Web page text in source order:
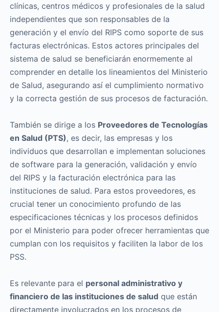
clínicas, centros médicos y profesionales de la salud
independientes que son responsables de la
generación y el envío del RIPS como soporte de sus
facturas electrónicas. Estos actores principales del
sistema de salud se beneficiarán enormemente al
comprender en detalle los lineamientos del Ministerio
de Salud, asegurando así el cumplimiento normativo
y la correcta gestión de sus procesos de facturación.
También se dirige a los Proveedores de Tecnologías
en Salud (PTS), es decir, las empresas y los
individuos que desarrollan e implementan soluciones
de software para la generación, validación y envío
del RIPS y la facturación electrónica para las
instituciones de salud. Para estos proveedores, es
crucial tener un conocimiento profundo de las
especificaciones técnicas y los procesos definidos
por el Ministerio para poder ofrecer herramientas que
cumplan con los requisitos y faciliten la labor de los
PSS.
Es relevante para el personal administrativo y
financiero de las instituciones de salud que están
directamente involucrados en los procesos de